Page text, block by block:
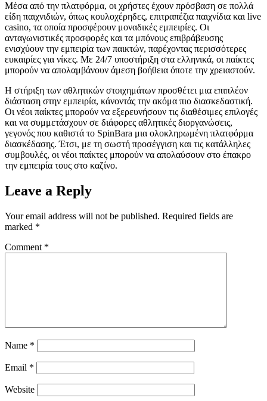
Μέσα από την πλατφόρμα, οι χρήστες έχουν πρόσβαση σε πολλά
είδη παιχνιδιών, όπως κουλοχέρηδες, επιτραπέζια παιχνίδια και live
casino, τα οποία προσφέρουν μοναδικές εμπειρίες. Οι
ανταγωνιστικές προσφορές και τα μπόνους επιβράβευσης
ενισχύουν την εμπειρία των παικτών, παρέχοντας περισσότερες
ευκαιρίες για νίκες. Με 24/7 υποστήριξη στα ελληνικά, οι παίκτες
μπορούν να απολαμβάνουν άμεση βοήθεια όποτε την χρειαστούν.
Η στήριξη των αθλητικών στοιχημάτων προσθέτει μια επιπλέον
διάσταση στην εμπειρία, κάνοντάς την ακόμα πιο διασκεδαστική.
Οι νέοι παίκτες μπορούν να εξερευνήσουν τις διαθέσιμες επιλογές
και να συμμετάσχουν σε διάφορες αθλητικές διοργανώσεις,
γεγονός που καθιστά το SpinBara μια ολοκληρωμένη πλατφόρμα
διασκέδασης. Έτσι, με τη σωστή προσέγγιση και τις κατάλληλες
συμβουλές, οι νέοι παίκτες μπορούν να απολαύσουν στο έπακρο
την εμπειρία τους στο καζίνο.
Leave a Reply
Your email address will not be published. Required fields are
marked *
Comment *
Name *
Email *
Website